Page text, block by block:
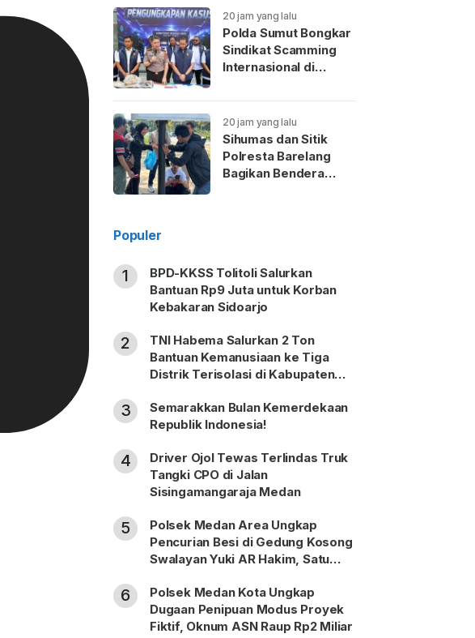
Pusat
20 jam yang lalu
Polda Sumut Bongkar
Sindikat Scamming
Internasional di
Miliar
20 jam yang lalu
Sihumas dan Sitik
Polresta Barelang
Bagikan Bendera
Populer
1
BPD-KKSS Tolitoli Salurkan
Bantuan Rp9 Juta untuk Korban
Kebakaran Sidoarjo
2
TNI Habema Salurkan 2 Ton
Bantuan Kemanusiaan ke Tiga
Distrik Terisolasi di Kabupaten
3
Semarakkan Bulan Kemerdekaan
Republik Indonesia!
4
Driver Ojol Tewas Terlindas Truk
Tangki CPO di Jalan
Sisingamangaraja Medan
5
Polsek Medan Area Ungkap
Pencurian Besi di Gedung Kosong
Swalayan Yuki AR Hakim, Satu
6
Polsek Medan Kota Ungkap
Dugaan Penipuan Modus Proyek
Fiktif, Oknum ASN Raup Rp2 Miliar